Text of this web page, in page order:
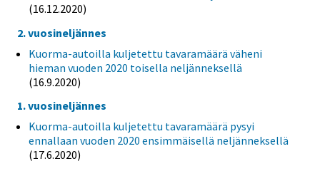
(16.12.2020)
2. vuosineljännes
Kuorma-autoilla kuljetettu tavaramäärä väheni
hieman vuoden 2020 toisella neljänneksellä
(16.9.2020)
1. vuosineljännes
Kuorma-autoilla kuljetettu tavaramäärä pysyi
ennallaan vuoden 2020 ensimmäisellä neljänneksellä
(17.6.2020)